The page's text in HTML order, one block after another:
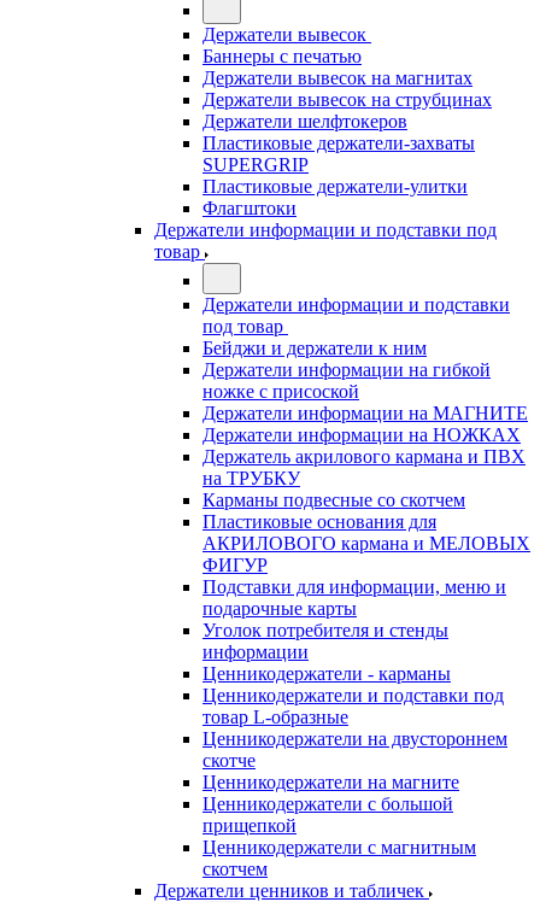
Держатели вывесок
Баннеры с печатью
Держатели вывесок на магнитах
Держатели вывесок на струбцинах
Держатели шелфтокеров
Пластиковые держатели-захваты
SUPERGRIP
Пластиковые держатели-улитки
Флагштоки
Держатели информации и подставки под
товар
Держатели информации и подставки
под товар
Бейджи и держатели к ним
Держатели информации на гибкой
ножке с присоской
Держатели информации на МАГНИТЕ
Держатели информации на НОЖКАХ
Держатель акрилового кармана и ПВХ
на ТРУБКУ
Карманы подвесные со скотчем
Пластиковые основания для
АКРИЛОВОГО кармана и МЕЛОВЫХ
ФИГУР
Подставки для информации, меню и
подарочные карты
Уголок потребителя и стенды
информации
Ценникодержатели - карманы
Ценникодержатели и подставки под
товар L-образные
Ценникодержатели на двустороннем
скотче
Ценникодержатели на магните
Ценникодержатели с большой
прищепкой
Ценникодержатели с магнитным
скотчем
Держатели ценников и табличек